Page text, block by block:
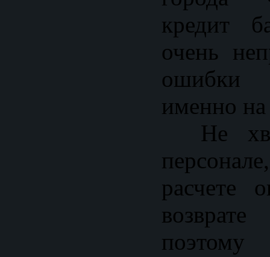
кредит
очень
ошибки
именно на
Не
расчете
поэтому